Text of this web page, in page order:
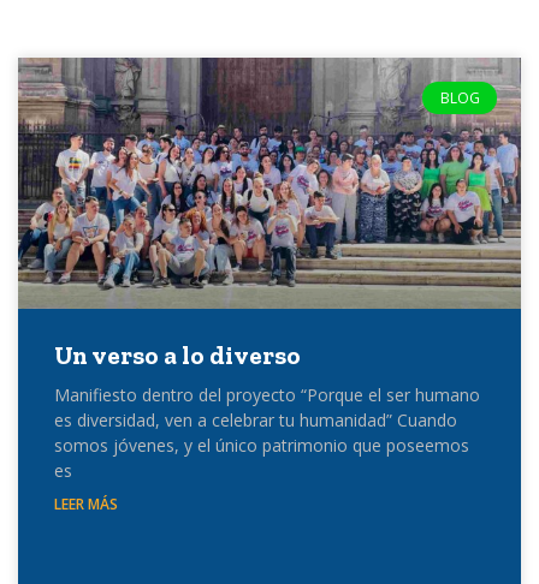
BLOG
Un verso a lo diverso
Manifiesto dentro del proyecto “Porque el ser humano
es diversidad, ven a celebrar tu humanidad” Cuando
somos jóvenes, y el único patrimonio que poseemos
es
LEER MÁS